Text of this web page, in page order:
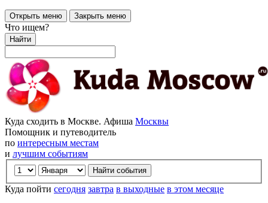
Открыть меню Закрыть меню
Что ищем?
Найти
Куда сходить в Москве. Афиша Москвы
Помощник и путеводитель
по интересным местам
и лучшим событиям
Куда пойти сегодня завтра в выходные в этом месяце